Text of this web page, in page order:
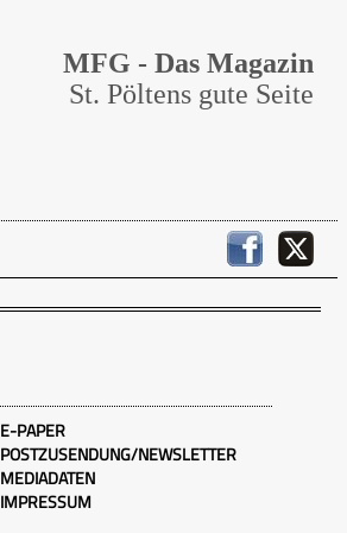
MFG - Das Magazin
St. Pöltens gute Seite
E-PAPER
POSTZUSENDUNG/NEWSLETTER
MEDIADATEN
IMPRESSUM